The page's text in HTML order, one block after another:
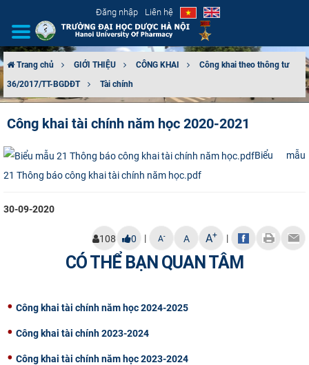
Đăng nhập Liên hệ
GIỚI THIỆU
CƠ CẤU TỔ CHỨC
TUYỂN SINH
KHOA HỌC CÔNG NGHỆ
CỰU NGƯỜI HỌC
Trang chủ GIỚI THIỆU CÔNG KHAI
Công khai theo thông tư
36/2017/TT-BGDĐT
Tài chính
Công khai tài chính năm học 2020-2021
Biểu mẫu
21 Thông báo công khai tài chính năm học.pdf
30-09-2020
108 0 | A- A A+ |
CÓ THỂ BẠN QUAN TÂM
Công khai tài chính năm học 2024-2025
Công khai tài chính 2023-2024
Công khai tài chính năm học 2023-2024